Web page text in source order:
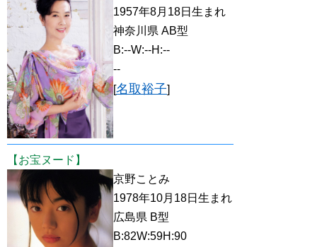
1957年8月18日生まれ
神奈川県 AB型
B:--W:--H:--
--
[名取裕子]
【お宝ヌード】
京野ことみ
1978年10月18日生まれ
広島県 B型
B:82W:59H:90